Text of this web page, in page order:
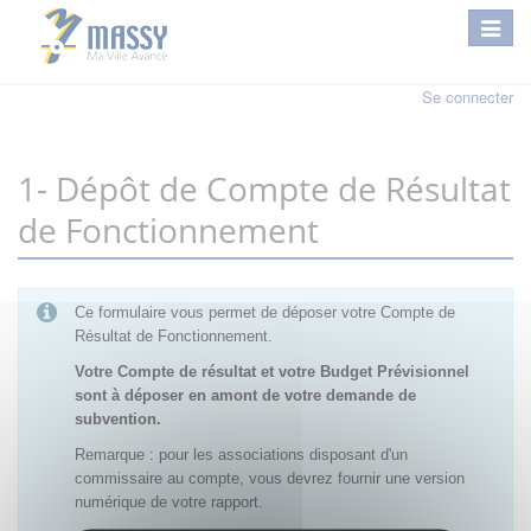
Se connecter
1- Dépôt de Compte de Résultat
de Fonctionnement
Ce formulaire vous permet de déposer votre Compte de
Résultat de Fonctionnement.
Votre Compte de résultat et votre Budget Prévisionnel
sont à déposer en amont de votre demande de
subvention.
Remarque : pour les associations disposant d'un
commissaire au compte, vous devrez fournir une version
numérique de votre rapport.